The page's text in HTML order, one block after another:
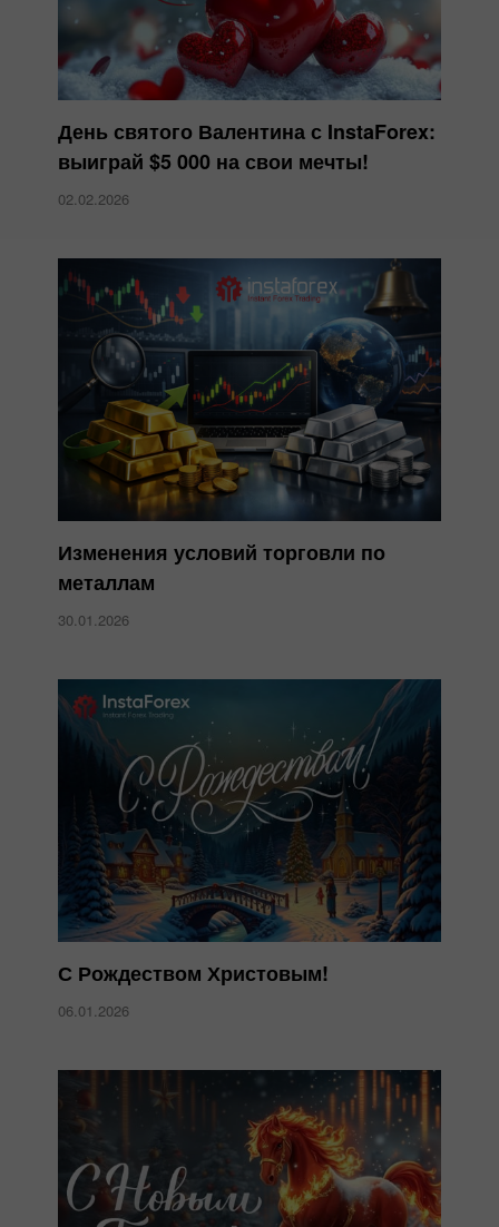
День святого Валентина с InstaForex:
выиграй $5 000 на свои мечты!
02.02.2026
Изменения условий торговли по
металлам
30.01.2026
С Рождеством Христовым!
06.01.2026